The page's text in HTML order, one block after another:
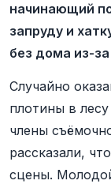
начинающий
запруду и
без дома из-
Случайно
плотины в
члены
рассказали,
сцены.